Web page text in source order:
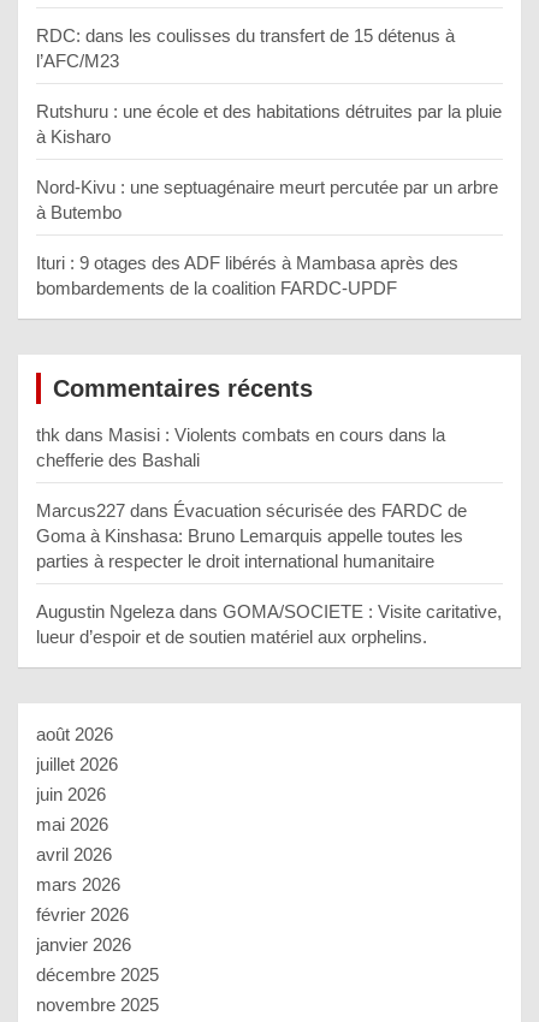
RDC: dans les coulisses du transfert de 15 détenus à
l’AFC/M23
Rutshuru : une école et des habitations détruites par la pluie
à Kisharo
Nord-Kivu : une septuagénaire meurt percutée par un arbre
à Butembo
Ituri : 9 otages des ADF libérés à Mambasa après des
bombardements de la coalition FARDC-UPDF
Commentaires récents
thk dans Masisi : Violents combats en cours dans la
chefferie des Bashali
Marcus227 dans Évacuation sécurisée des FARDC de
Goma à Kinshasa: Bruno Lemarquis appelle toutes les
parties à respecter le droit international humanitaire
Augustin Ngeleza dans GOMA/SOCIETE : Visite caritative,
lueur d’espoir et de soutien matériel aux orphelins.
août 2026
juillet 2026
juin 2026
mai 2026
avril 2026
mars 2026
février 2026
janvier 2026
décembre 2025
novembre 2025